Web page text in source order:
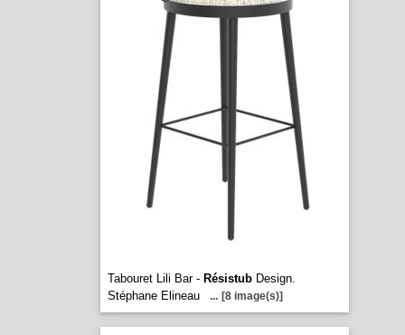
Tabouret Lili Bar - RésistubDesign.
Stéphane Elineau
... [8 image(s)]